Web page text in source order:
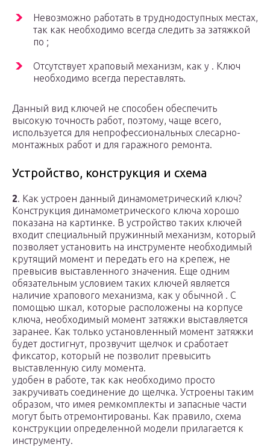
Невозможно работать в труднодоступных местах,
так как необходимо всегда следить за затяжкой
по ;
Отсутствует храповый механизм, как у . Ключ
необходимо всегда переставлять.
Данный вид ключей не способен обеспечить
высокую точность работ, поэтому, чаще всего,
используется для непрофессиональных слесарно-
монтажных работ и для гаражного ремонта.
Устройство, конструкция и схема
2. Как устроен данный динамометрический ключ?
Конструкция динамометрического ключа хорошо
показана на картинке. В устройство таких ключей
входит специальный пружинный механизм, который
позволяет установить на инструменте необходимый
крутящий момент и передать его на крепеж, не
превысив выставленного значения. Еще одним
обязательным условием таких ключей является
наличие храпового механизма, как у обычной . С
помощью шкал, которые расположены на корпусе
ключа, необходимый момент затяжки выставляется
заранее. Как только установленный момент затяжки
будет достигнут, прозвучит щелчок и сработает
фиксатор, который не позволит превысить
выставленную силу момента.
удобен в работе, так как необходимо просто
закручивать соединение до щелчка. Устроены таким
образом, что имея ремкомплекты и запасные части
могут быть отремонтированы. Как правило, схема
конструкции определенной модели прилагается к
инструменту.